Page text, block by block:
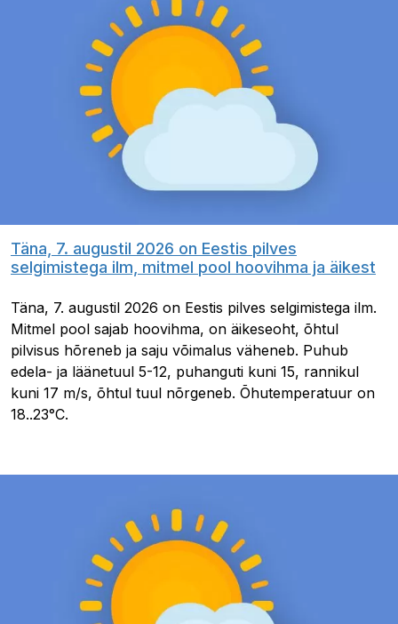
Täna, 7. augustil 2026 on Eestis pilves
selgimistega ilm, mitmel pool hoovihma ja äikest
Täna, 7. augustil 2026 on Eestis pilves selgimistega ilm.
Mitmel pool sajab hoovihma, on äikeseoht, õhtul
pilvisus hõreneb ja saju võimalus väheneb. Puhub
edela- ja läänetuul 5-12, puhanguti kuni 15, rannikul
kuni 17 m/s, õhtul tuul nõrgeneb. Õhutemperatuur on
18..23°C.